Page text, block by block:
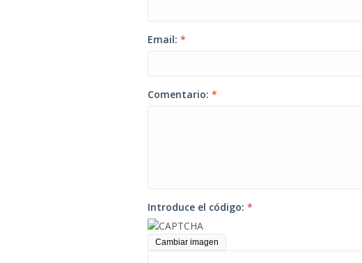
Email: *
Comentario: *
Introduce el código: *
Cambiar imagen